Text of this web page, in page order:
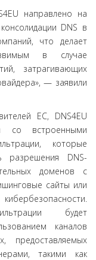
направлено на
DNS в
что делает
в случае
затрагивающих
— заявили
ЕС, DNS4EU
со встроенными
которые
разрешения DNS-
доменов с
сайты или
будет
каналов
предоставляемых
такими как